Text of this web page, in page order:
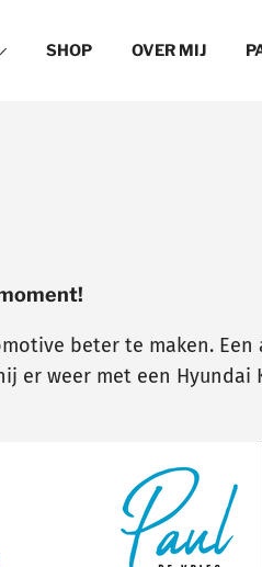
SHOP OVER MIJ
beter te maken. Een
er weer met een Hyundai